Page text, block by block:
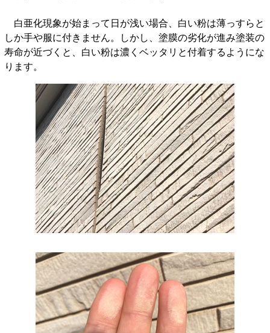
白亜化現象が始まって日が浅い場合、白い粉は薄っすらと
しか手や服に付きません。しかし、塗膜の劣化が進み塗装の
寿命が近づくと、白い粉は濃くベッタリと付着するようにな
ります。